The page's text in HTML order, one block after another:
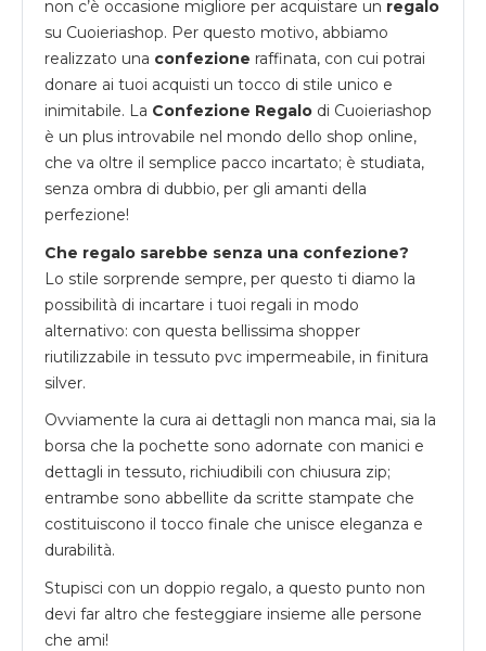
non c’è occasione migliore per acquistare un regalo
su Cuoieriashop. Per questo motivo, abbiamo
realizzato una confezione raffinata, con cui potrai
donare ai tuoi acquisti un tocco di stile unico e
inimitabile. La Confezione Regalo di Cuoieriashop
è un plus introvabile nel mondo dello shop online,
che va oltre il semplice pacco incartato; è studiata,
senza ombra di dubbio, per gli amanti della
perfezione!
Che regalo sarebbe senza una confezione?
Lo stile sorprende sempre, per questo ti diamo la
possibilità di incartare i tuoi regali in modo
alternativo: con questa bellissima shopper
riutilizzabile in tessuto pvc impermeabile, in finitura
silver.
Ovviamente la cura ai dettagli non manca mai, sia la
borsa che la pochette sono adornate con manici e
dettagli in tessuto, richiudibili con chiusura zip;
entrambe sono abbellite da scritte stampate che
costituiscono il tocco finale che unisce eleganza e
durabilità.
Stupisci con un doppio regalo, a questo punto non
devi far altro che festeggiare insieme alle persone
che ami!